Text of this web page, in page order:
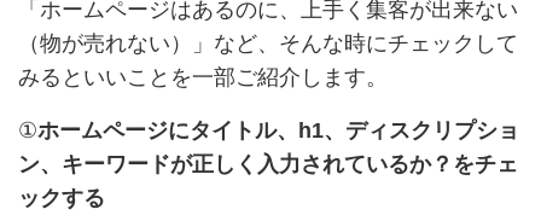
「ホームページはあるのに、上手く集客が出来ない
（物が売れない）」など、そんな時にチェックして
みるといいことを一部ご紹介します。
①ホームページにタイトル、h1、ディスクリプショ
ン、キーワードが正しく入力されているか？をチェ
ックする